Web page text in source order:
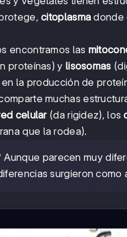
citoplasma donde
encontramos las
proteínas) y lisosomas
la producción de
muchas
celular(da rigidez), los
que la rodea).
Aunque parecen muy
surgieron